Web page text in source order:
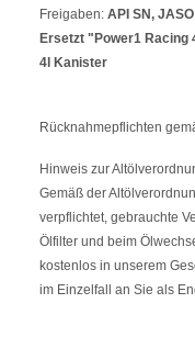
Freigaben: API SN,
Ersetzt "Power1 Racing
4 l Kanister
Rücknahmepflichten
Hinweis zur
Gemäß der
verpflichtet, gebrauchte
Ölfilter und beim
kostenlos in unserem
im Einzelfall an Sie als